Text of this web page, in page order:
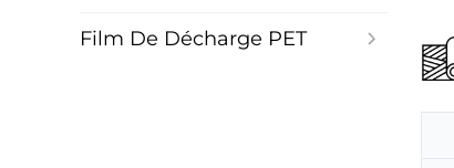
Film De Décharge PET